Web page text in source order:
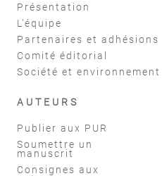
Présentation
L'équipe
Partenaires et adhésions
Comité éditorial
Société et environnement
AUTEURS
Publier aux PUR
Soumettre un
manuscrit
Consignes aux